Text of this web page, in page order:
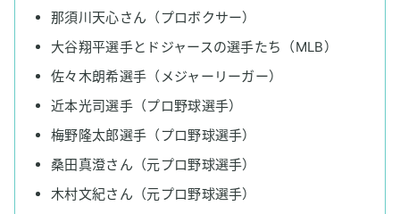
那須川天心さん（プロボクサー）
大谷翔平選手とドジャースの選手たち（MLB）
佐々木朗希選手（メジャーリーガー）
近本光司選手（プロ野球選手）
梅野隆太郎選手（プロ野球選手）
桑田真澄さん（元プロ野球選手）
木村文紀さん（元プロ野球選手）